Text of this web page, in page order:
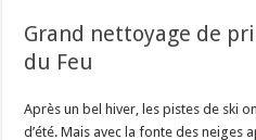
Grand nettoyage de
du Feu
Après un bel hiver, les pistes de ski
d’été. Mais avec la fonte des neiges